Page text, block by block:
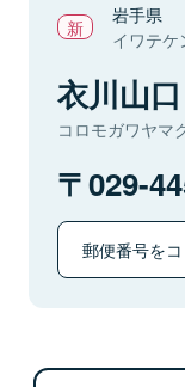
岩手県
イワテケ
衣川山口
コロモガワヤマ
029-
郵便番号を